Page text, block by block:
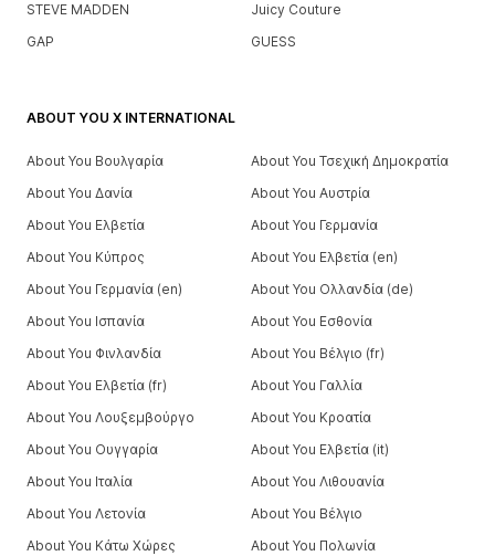
STEVE MADDEN
Juicy Couture
GAP
GUESS
ABOUT YOU X INTERNATIONAL
About You Βουλγαρία
About You Τσεχική Δημοκρατία
About You Δανία
About You Αυστρία
About You Ελβετία
About You Γερμανία
About You Κύπρος
About You Ελβετία (en)
About You Γερμανία (en)
About You Ολλανδία (de)
About You Ισπανία
About You Εσθονία
About You Φινλανδία
About You Βέλγιο (fr)
About You Ελβετία (fr)
About You Γαλλία
About You Λουξεμβούργο
About You Κροατία
About You Ουγγαρία
About You Ελβετία (it)
About You Ιταλία
About You Λιθουανία
About You Λετονία
About You Βέλγιο
About You Κάτω Χώρες
About You Πολωνία